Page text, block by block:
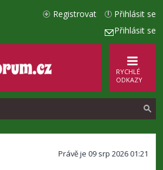
Přihlásit se
Přihlásit se
Registrovat
RYCHLÉ
ODKAZY
Právě je 09 srp 2026 01:21